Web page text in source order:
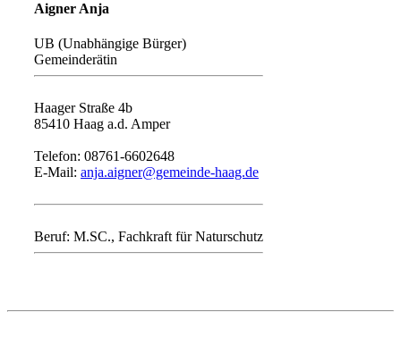
Aigner Anja
UB (Unabhängige Bürger)
Gemeinderätin
Haager Straße 4b
85410 Haag a.d. Amper
Telefon: 08761-6602648
E-Mail: anja.aigner@gemeinde-haag.de
Beruf: M.SC., Fachkraft für Naturschutz